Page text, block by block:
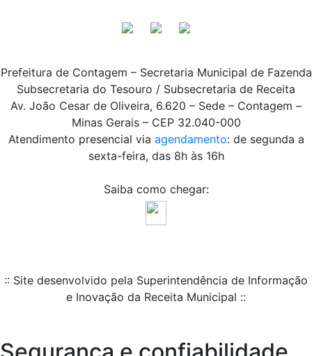
Prefeitura de Contagem – Secretaria Municipal de Fazenda
Subsecretaria do Tesouro / Subsecretaria de Receita
Av. João Cesar de Oliveira, 6.620 – Sede – Contagem –
Minas Gerais – CEP 32.040-000
Atendimento presencial via agendamento: de segunda a
sexta-feira, das 8h às 16h
Saiba como chegar:
:: Site desenvolvido pela Superintendência de Informação
e Inovação da Receita Municipal ::